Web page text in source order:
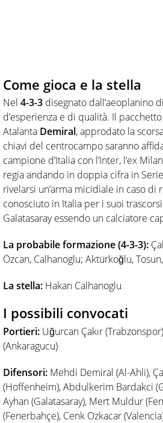
Come gioca e la stella
Nel 4-3-3 disegnato dall’aeoplanino
d’esperienza e di qualità. Il
Atalanta Demiral, approdato la
chiavi del centrocampo saranno
campione d’Italia con l’Inter, l’ex
regia andando in doppia cifra in
rivelarsi un’arma micidiale in caso
conosciuto in Italia per i suoi
Galatasaray essendo un calciatore
La probabile formazione (4-3-3):
Özcan, Calhanoglu; Aktürkoğlu,
La stella: Hakan Calhanoglu
I possibili convocati
Portieri: Uğurcan Çakır
(Ankaragucu)
Difensori: Mehdi Demiral (Al-Ahli),
(Hoffenheim), Abdulkerim Bardakci
Ayhan (Galatasaray), Mert Muldur
(Fenerbahçe), Cenk Ozkacar